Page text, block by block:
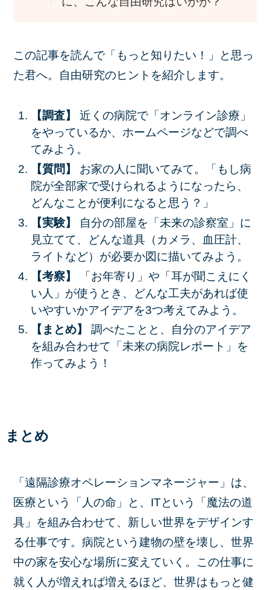
この記事を読んで「もっと知りたい！」と思っ
た君へ。自由研究のヒントを紹介します。
【調査】
近くの病院で「オンライン診療」
をやっているか、ホームページなどで調べ
てみよう。
【質問】
お家の人に聞いてみて。「もし病
院が全部家で受けられるようになったら、
どんなことが便利になると思う？」
【実験】
自分の部屋を「未来の診察室」に
見立てて、どんな道具（カメラ、血圧計、
ライトなど）が必要か図に描いてみよう。
【考察】
「お年寄り」や「耳が聞こえにく
い人」が使うとき、どんな工夫があれば使
いやすいかアイデアを3つ考えてみよう。
【まとめ】
調べたことと、自分のアイデア
を組み合わせて「未来の病院レポート」を
作ってみよう！
まとめ
「遠隔診療オペレーションマネージャー」は、
医療という「人の命」と、ITという「魔法の道
具」を組み合わせて、新しい世界をデザインす
る仕事です。病院という建物の壁を壊し、世界
中の家を安心な場所に変えていく。この仕事に
就く人が増えれば増えるほど、世界はもっと健